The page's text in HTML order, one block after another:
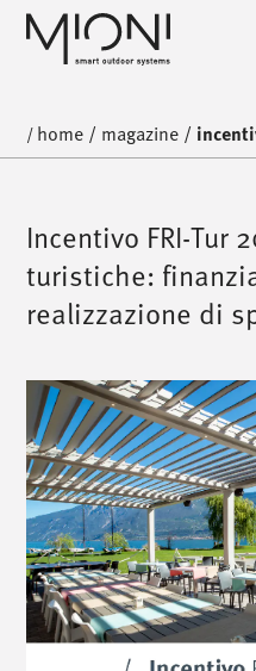
/ home / magazine /
Incentivo FRI-Tur
turistiche:
realizzazione di